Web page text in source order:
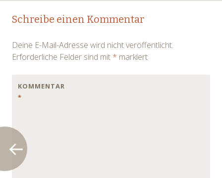
Post
Schreibe einen Kommentar
Deine E-Mail-Adresse wird nicht veröffentlicht.
Erforderliche Felder sind mit * markiert
KOMMENTAR
*